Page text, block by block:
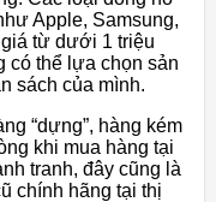
Apple, Samsung,
từ dưới 1 triệu
có thể lựa chọn sản
sách của mình.
“dựng”, hàng kém
khi mua hàng tại
tranh, đây cũng là
chính hãng tại thị